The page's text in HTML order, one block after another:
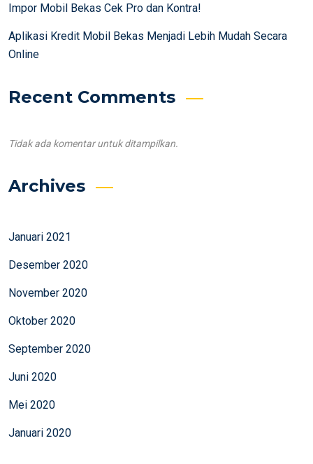
Impor Mobil Bekas Cek Pro dan Kontra!
Aplikasi Kredit Mobil Bekas Menjadi Lebih Mudah Secara
Online
Recent Comments
Tidak ada komentar untuk ditampilkan.
Archives
Januari 2021
Desember 2020
November 2020
Oktober 2020
September 2020
Juni 2020
Mei 2020
Januari 2020